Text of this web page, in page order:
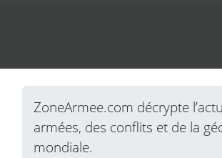
ZoneArmee.com décrypte
armées, des conflits et de la
mondiale.